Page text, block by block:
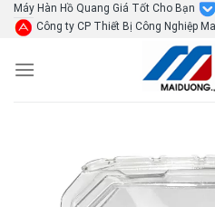
SkipMáy Hàn Hồ Quang Giá Tốt Cho Bạn
Công ty CP Thiết Bị Công Nghiệp